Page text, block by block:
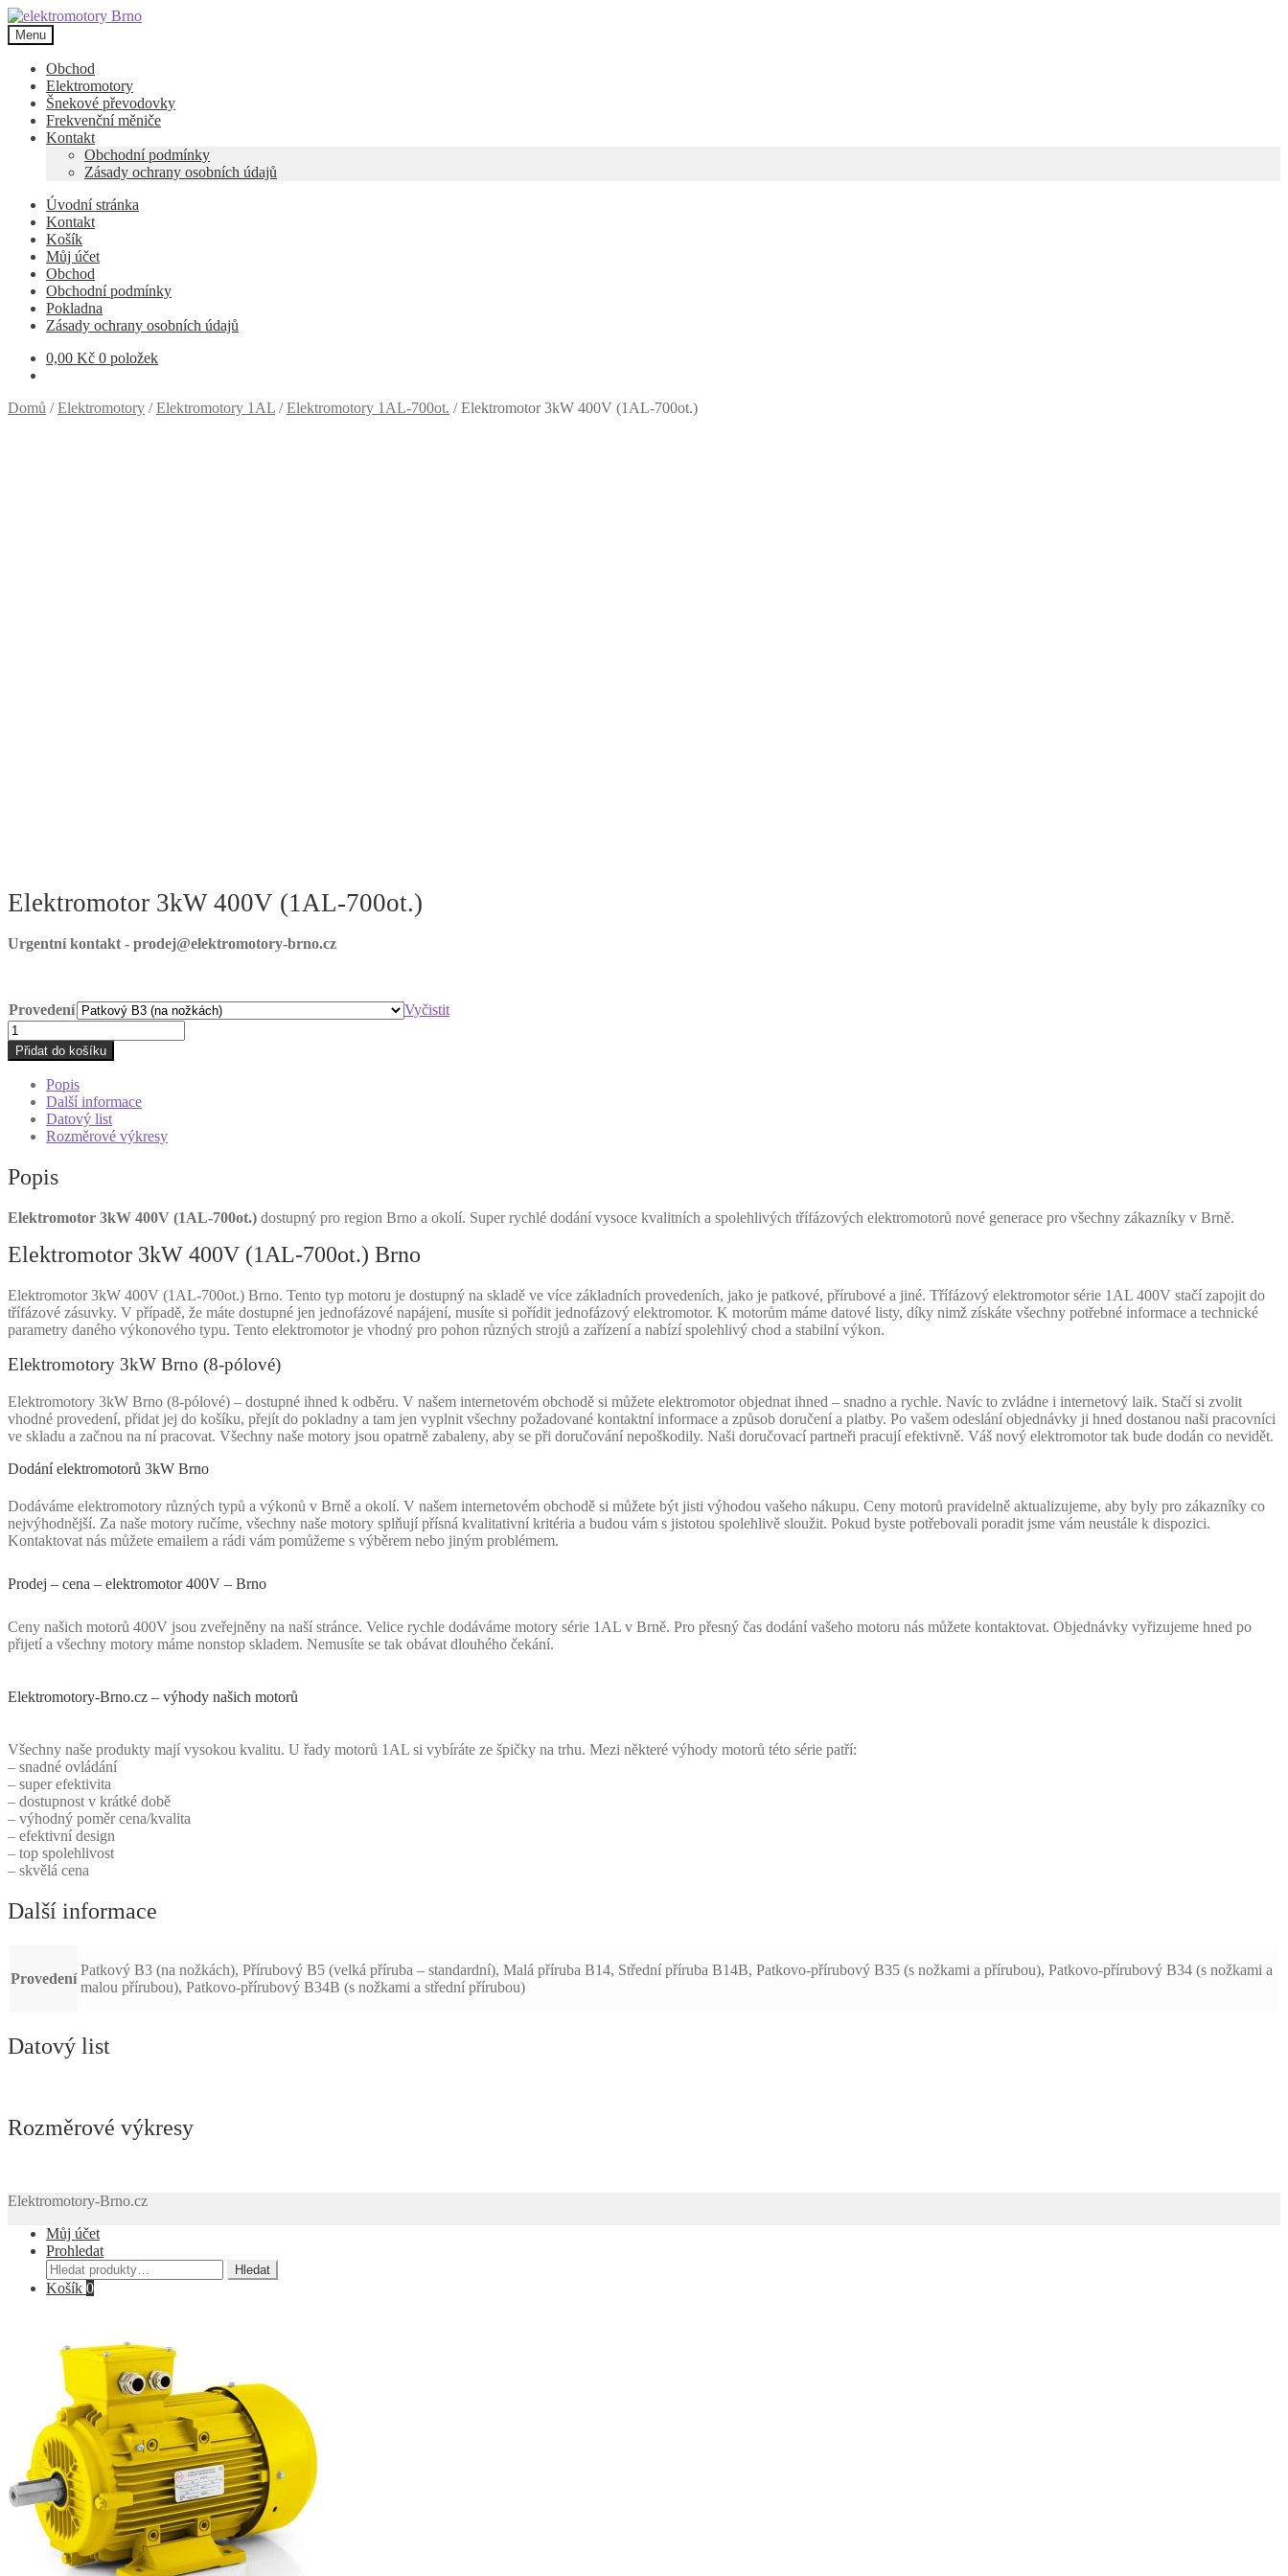
Přeskočit
na
navigaci
Přejít
k
obsahu
webu
Menu
Obchod
Elektromotory
Šnekové převodovky
Frekvenční měniče
Kontakt
Obchodní podmínky
Zásady ochrany osobních údajů
Úvodní stránka
Kontakt
Košík
Můj účet
Obchod
Obchodní podmínky
Pokladna
Zásady ochrany osobních údajů
0,00 Kč 0 položek
Domů /Elektromotory /Elektromotory 1AL /Elektromotory 1AL-700ot. /Elektromotor 3kW 400V (1AL-700ot.)
Elektromotor 3kW 400V (1AL-700ot.)
Urgentní kontakt - prodej@elektromotory-brno.cz
Provedení
Vyčistit
Elektromotor
3kW
400V
(1AL-
700ot.)
množství
Přidat do košíku
Popis
Další informace
Datový list
Rozměrové výkresy
Popis
Elektromotor 3kW 400V (1AL-700ot.) dostupný pro region Brno a okolí. Super rychlé dodání vysoce kvalitních a spolehlivých třífázových elektromotorů nové generace pro všechny zákazníky v Brně.
Elektromotor 3kW 400V (1AL-700ot.) Brno
Elektromotor 3kW 400V (1AL-700ot.) Brno. Tento typ motoru je dostupný na skladě ve více základních provedeních, jako je patkové, přírubové a jiné. Třífázový elektromotor série 1AL 400V stačí zapojit do
třífázové zásuvky. V případě, že máte dostupné jen jednofázové napájení, musíte si pořídit jednofázový elektromotor. K motorům máme datové listy, díky nimž získáte všechny potřebné informace a technické
parametry daného výkonového typu. Tento elektromotor je vhodný pro pohon různých strojů a zařízení a nabízí spolehlivý chod a stabilní výkon.
Elektromotory 3kW Brno (8-pólové)
Elektromotory 3kW Brno (8-pólové) – dostupné ihned k odběru. V našem internetovém obchodě si můžete elektromotor objednat ihned – snadno a rychle. Navíc to zvládne i internetový laik. Stačí si zvolit
vhodné provedení, přidat jej do košíku, přejít do pokladny a tam jen vyplnit všechny požadované kontaktní informace a způsob doručení a platby. Po vašem odeslání objednávky ji hned dostanou naši pracovníci
ve skladu a začnou na ní pracovat. Všechny naše motory jsou opatrně zabaleny, aby se při doručování nepoškodily. Naši doručovací partneři pracují efektivně. Váš nový elektromotor tak bude dodán co nevidět.
Dodání elektromotorů 3kW Brno
Dodáváme elektromotory různých typů a výkonů v Brně a okolí. V našem internetovém obchodě si můžete být jisti výhodou vašeho nákupu. Ceny motorů pravidelně aktualizujeme, aby byly pro zákazníky co
nejvýhodnější. Za naše motory ručíme, všechny naše motory splňují přísná kvalitativní kritéria a budou vám s jistotou spolehlivě sloužit. Pokud byste potřebovali poradit jsme vám neustále k dispozici.
Kontaktovat nás můžete emailem a rádi vám pomůžeme s výběrem nebo jiným problémem.
Prodej – cena – elektromotor 400V – Brno
Ceny našich motorů 400V jsou zveřejněny na naší stránce. Velice rychle dodáváme motory série 1AL v Brně. Pro přesný čas dodání vašeho motoru nás můžete kontaktovat. Objednávky vyřizujeme hned po
přijetí a všechny motory máme nonstop skladem. Nemusíte se tak obávat dlouhého čekání.
Elektromotory-Brno.cz – výhody našich motorů
Všechny naše produkty mají vysokou kvalitu. U řady motorů 1AL si vybíráte ze špičky na trhu. Mezi některé výhody motorů této série patří:
– snadné ovládání
– super efektivita
– dostupnost v krátké době
– výhodný poměr cena/kvalita
– efektivní design
– top spolehlivost
– skvělá cena
Další informace
Provedení
Patkový B3 (na nožkách), Přírubový B5 (velká příruba – standardní), Malá příruba B14, Střední příruba B14B, Patkovo-přírubový B35 (s nožkami a přírubou), Patkovo-přírubový B34 (s nožkami a
malou přírubou), Patkovo-přírubový B34B (s nožkami a střední přírubou)
Datový list
Rozměrové výkresy
Elektromotory-Brno.cz
Můj účet
Prohledat
Hledat:
Hledat
Košík 0